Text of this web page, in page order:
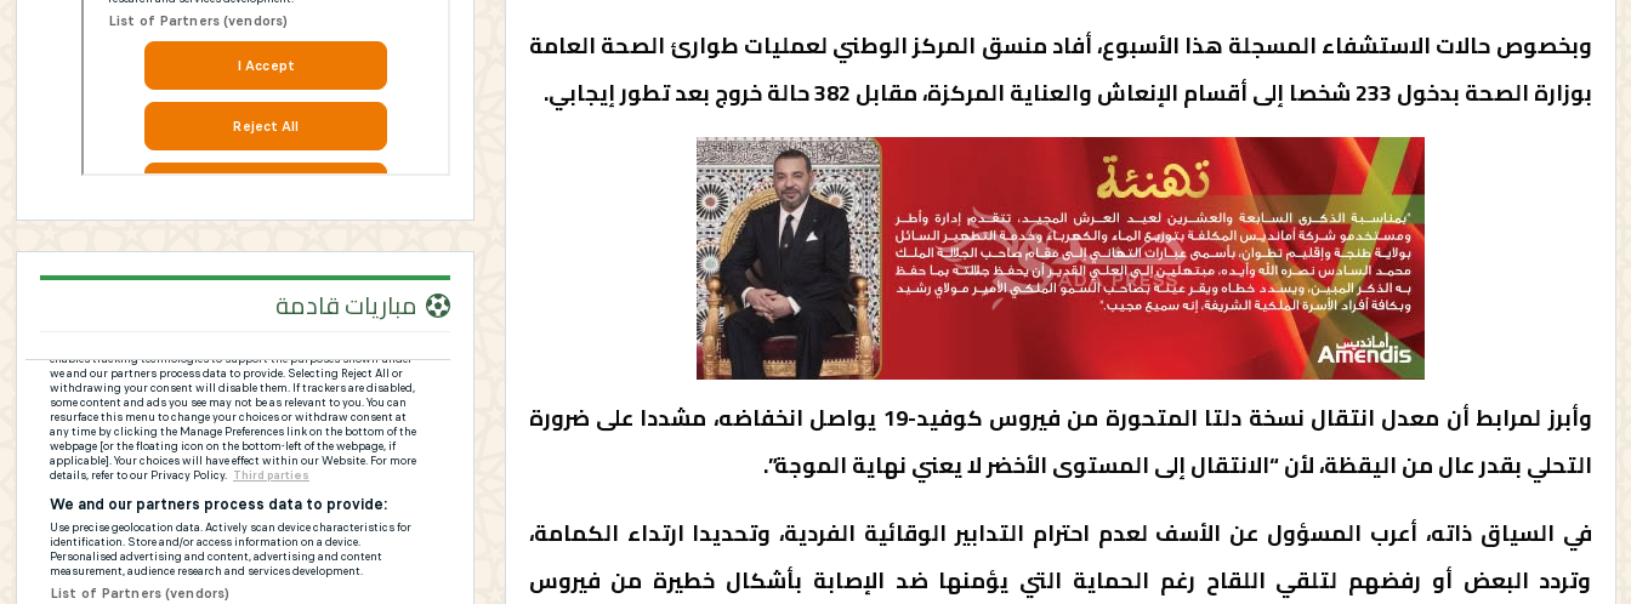
وبخصوص حالات الاستشفاء المسجلة هذا الأسبوع، أفاد منسق المركز الوطني لعمليات طوارئ الصحة العامة
بوزارة الصحة بدخول 233 شخصا إلى أقسام الإنعاش والعناية المركزة، مقابل 382 حالة خروج بعد تطور إيجابي.
وأبرز لمرابط أن معدل انتقال نسخة دلتا المتحورة من فيروس كوفيد-19 يواصل انخفاضه، مشددا على ضرورة
التحلي بقدر عال من اليقظة، لأن “الانتقال إلى المستوى الأخضر لا يعني نهاية الموجة”.
في السياق ذاته، أعرب المسؤول عن الأسف لعدم احترام التدابير الوقائية الفردية، وتحديدا ارتداء الكمامة،
وتردد البعض أو رفضهم لتلقي اللقاح رغم الحماية التي يؤمنها ضد الإصابة بأشكال خطيرة من فيروس
مباريات قادمة